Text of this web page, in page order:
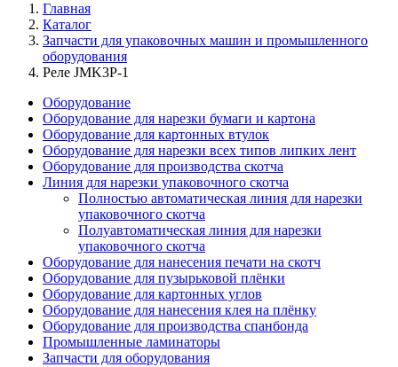
Главная
Каталог
Запчасти для упаковочных машин и промышленного
оборудования
Реле JMK3P-1
Оборудование
Оборудование для нарезки бумаги и картона
Оборудование для картонных втулок
Оборудование для нарезки всех типов липких лент
Оборудование для производства скотча
Линия для нарезки упаковочного скотча
Полностью автоматическая линия для нарезки
упаковочного скотча
Полуавтоматическая линия для нарезки
упаковочного скотча
Оборудование для нанесения печати на скотч
Оборудование для пузырьковой плёнки
Оборудование для картонных углов
Оборудование для нанесения клея на плёнку
Оборудование для производства спанбонда
Промышленные ламинаторы
Запчасти для оборудования